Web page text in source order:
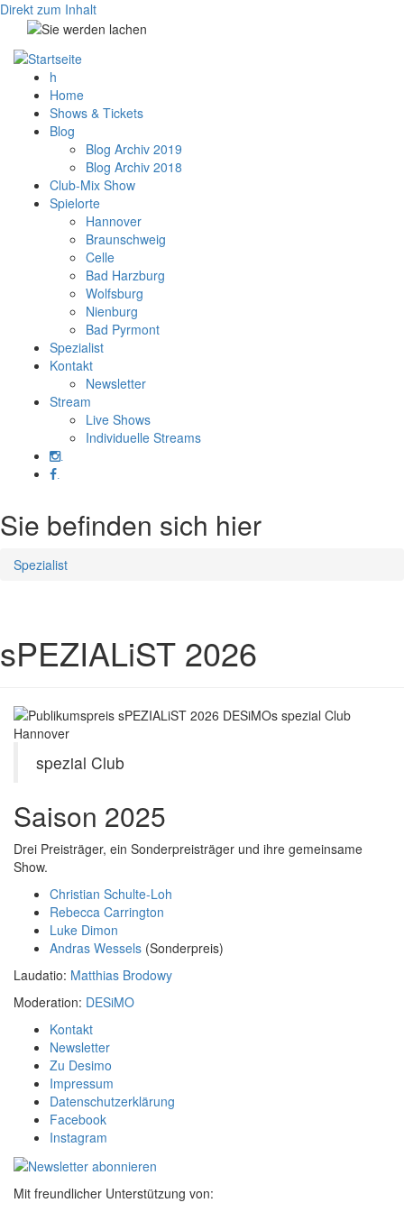
Direkt zum Inhalt
h
Home
Shows & Tickets
Blog
Blog Archiv 2019
Blog Archiv 2018
Club-Mix Show
Spielorte
Hannover
Braunschweig
Celle
Bad Harzburg
Wolfsburg
Nienburg
Bad Pyrmont
Spezialist
Kontakt
Newsletter
Stream
Live Shows
Individuelle Streams
.
Sie befinden sich hier
Spezialist
sPEZIALiST 2026
spezial Club
Saison 2025
Drei Preisträger, ein Sonderpreisträger und ihre gemeinsame
Show.
Christian Schulte-Loh
Rebecca Carrington
Luke Dimon
Andras Wessels (Sonderpreis)
Laudatio: Matthias Brodowy
Moderation: DESiMO
Kontakt
Newsletter
Zu Desimo
Impressum
Datenschutzerklärung
Facebook
Instagram
Mit freundlicher Unterstützung von: